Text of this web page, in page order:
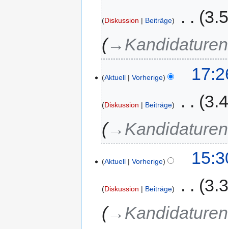
Diskussion Beiträge
→‎Kandidaturen
Aktuell Vorherige
Diskussion Beiträge
→‎Kandidaturen
Aktuell Vorherige
Diskussion Beiträge
→‎Kandidaturen